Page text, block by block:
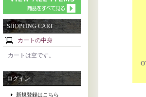
SHOPPING CART
カートの中身
カートは空です。
ログイン
新規登録はこちら